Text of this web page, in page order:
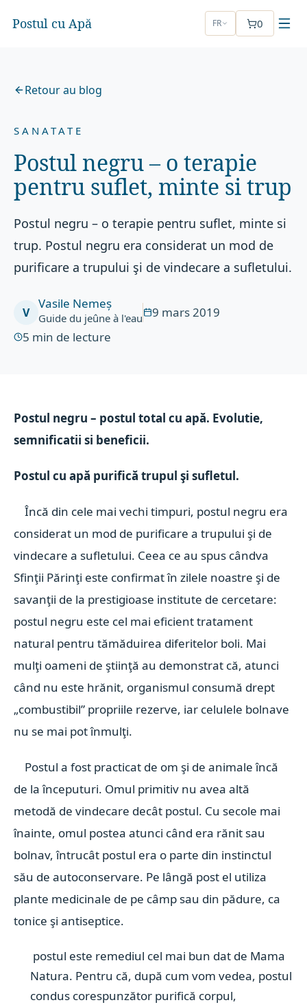
Postul cu Apă FR 0
Retour au blog
SANATATE
Postul negru – o terapie
pentru suflet, minte si trup
Postul negru – o terapie pentru suflet, minte si
trup. Postul negru era considerat un mod de
purificare a trupului şi de vindecare a sufletului.
V
Vasile Nemeș
Guide du jeûne à l'eau
9 mars 2019
5 min de lecture
Postul negru – postul total cu apă. Evolutie,
semnificatii si beneficii.
Postul cu apă purifică trupul şi sufletul.
Încă din cele mai vechi timpuri, postul negru era
considerat un mod de purificare a trupului şi de
vindecare a sufletului. Ceea ce au spus cândva
Sfinţii Părinţi este confirmat în zilele noastre şi de
savanţii de la prestigioase institute de cercetare:
postul negru este cel mai eficient tratament
natural pentru tămăduirea diferitelor boli. Mai
mulţi oameni de ştiinţă au demonstrat că, atunci
când nu este hrănit, organismul consumă drept
„combustibil” propriile rezerve, iar celulele bolnave
nu se mai pot înmulţi.
Postul a fost practicat de om şi de animale încă
de la începuturi. Omul primitiv nu avea altă
metodă de vindecare decât postul. Cu secole mai
înainte, omul postea atunci când era rănit sau
bolnav, întrucât postul era o parte din instinctul
său de autoconservare. Pe lângă post el utiliza
plante medicinale de pe câmp sau din pădure, ca
tonice şi antiseptice.
postul este remediul cel mai bun dat de Mama
Natura. Pentru că, după cum vom vedea, postul
condus corespunzător purifică corpul,